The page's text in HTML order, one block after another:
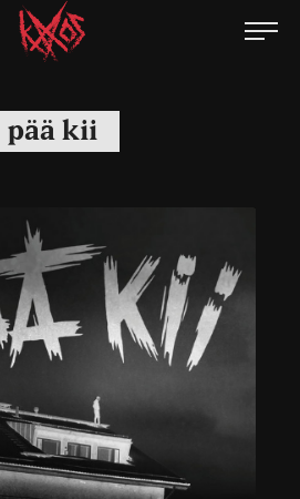
Kaaoszine
pää kii